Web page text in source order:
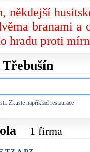
někdejší
branami a
hradu proti
Zkuste například restaurace
1 firma